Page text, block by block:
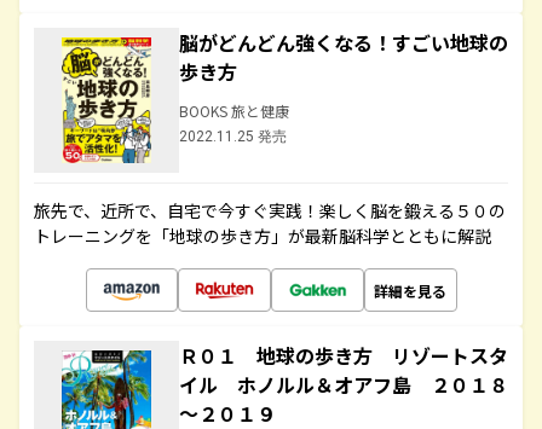
脳がどんどん強くなる！すごい地球の
歩き方
BOOKS 旅と健康
2022.11.25 発売
旅先で、近所で、自宅で今すぐ実践！楽しく脳を鍛える５０の
トレーニングを「地球の歩き方」が最新脳科学とともに解説
詳細を見る
Ｒ０１ 地球の歩き方 リゾートスタ
イル ホノルル＆オアフ島 ２０１８
～２０１９